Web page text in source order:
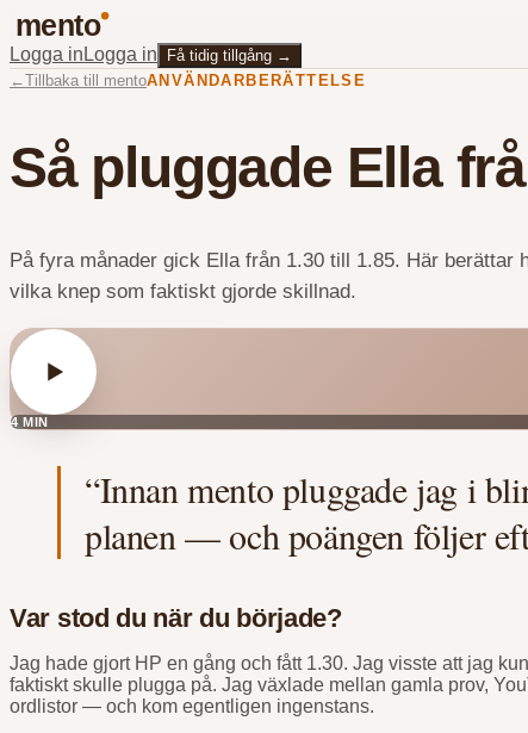
mento
Logga in Logga in Få tidig tillgång →
←Tillbaka till mentoANVÄNDARBERÄTTELSE
Så pluggade Ella
På fyra månader gick Ella från 1.30 till 1.85. Här
vilka knep som faktiskt gjorde skillnad.
4 MIN
“Innan mento pluggade jag i
planen — och poängen följer
Var stod du när du började?
Jag hade gjort HP en gång och fått 1.30. Jag visste att jag
faktiskt skulle plugga på. Jag växlade mellan gamla prov,
ordlistor — och kom egentligen ingenstans.